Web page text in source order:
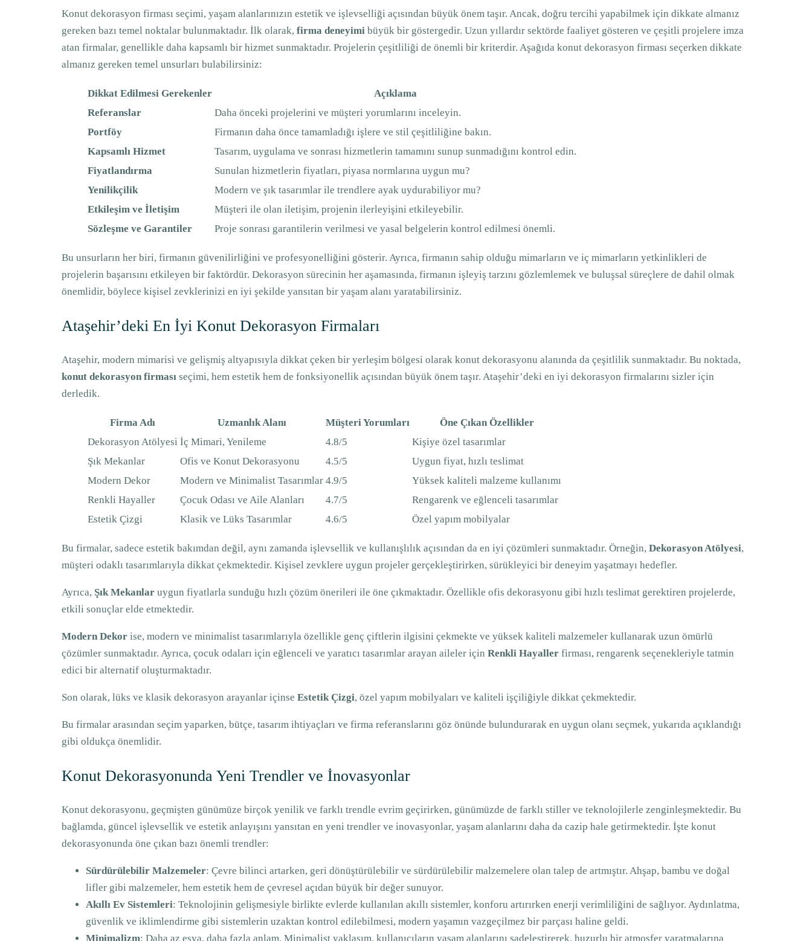
Konut dekorasyon firması seçimi, yaşam alanlarınızın estetik ve işlevselliği açısından büyük önem taşır. Ancak, doğru tercihi yapabilmek için dikkate almanız
gereken bazı temel noktalar bulunmaktadır. İlk olarak, firma deneyimi büyük bir göstergedir. Uzun yıllardır sektörde faaliyet gösteren ve çeşitli projelere imza
atan firmalar, genellikle daha kapsamlı bir hizmet sunmaktadır. Projelerin çeşitliliği de önemli bir kriterdir. Aşağıda konut dekorasyon firması seçerken dikkate
almanız gereken temel unsurları bulabilirsiniz:
Dikkat Edilmesi Gerekenler
Açıklama
Referanslar
Daha önceki projelerini ve müşteri yorumlarını inceleyin.
Portföy
Firmanın daha önce tamamladığı işlere ve stil çeşitliliğine bakın.
Kapsamlı Hizmet
Tasarım, uygulama ve sonrası hizmetlerin tamamını sunup sunmadığını kontrol edin.
Fiyatlandırma
Sunulan hizmetlerin fiyatları, piyasa normlarına uygun mu?
Yenilikçilik
Modern ve şık tasarımlar ile trendlere ayak uydurabiliyor mu?
Etkileşim ve İletişim
Müşteri ile olan iletişim, projenin ilerleyişini etkileyebilir.
Sözleşme ve Garantiler
Proje sonrası garantilerin verilmesi ve yasal belgelerin kontrol edilmesi önemli.
Bu unsurların her biri, firmanın güvenilirliğini ve profesyonelliğini gösterir. Ayrıca, firmanın sahip olduğu mimarların ve iç mimarların yetkinlikleri de
projelerin başarısını etkileyen bir faktördür. Dekorasyon sürecinin her aşamasında, firmanın işleyiş tarzını gözlemlemek ve buluşsal süreçlere de dahil olmak
önemlidir, böylece kişisel zevklerinizi en iyi şekilde yansıtan bir yaşam alanı yaratabilirsiniz.
Ataşehir’deki En İyi Konut Dekorasyon Firmaları
Ataşehir, modern mimarisi ve gelişmiş altyapısıyla dikkat çeken bir yerleşim bölgesi olarak konut dekorasyonu alanında da çeşitlilik sunmaktadır. Bu noktada,
konut dekorasyon firması seçimi, hem estetik hem de fonksiyonellik açısından büyük önem taşır. Ataşehir’deki en iyi dekorasyon firmalarını sizler için
derledik.
Firma Adı Uzmanlık Alanı Müşteri Yorumları
Öne Çıkan Özellikler
Dekorasyon Atölyesi İç Mimari, Yenileme 4.8/5
Kişiye özel tasarımlar
Şık Mekanlar
Ofis ve Konut Dekorasyonu 4.5/5
Uygun fiyat, hızlı teslimat
Modern Dekor
Modern ve Minimalist Tasarımlar 4.9/5
Yüksek kaliteli malzeme kullanımı
Renkli Hayaller
Çocuk Odası ve Aile Alanları 4.7/5
Rengarenk ve eğlenceli tasarımlar
Estetik Çizgi
Klasik ve Lüks Tasarımlar 4.6/5 Özel yapım mobilyalar
Bu firmalar, sadece estetik bakımdan değil, aynı zamanda işlevsellik ve kullanışlılık açısından da en iyi çözümleri sunmaktadır. Örneğin, Dekorasyon Atölyesi,
müşteri odaklı tasarımlarıyla dikkat çekmektedir. Kişisel zevklere uygun projeler gerçekleştirirken, sürükleyici bir deneyim yaşatmayı hedefler.
Ayrıca, Şık Mekanlar uygun fiyatlarla sunduğu hızlı çözüm önerileri ile öne çıkmaktadır. Özellikle ofis dekorasyonu gibi hızlı teslimat gerektiren projelerde,
etkili sonuçlar elde etmektedir.
Modern Dekor ise, modern ve minimalist tasarımlarıyla özellikle genç çiftlerin ilgisini çekmekte ve yüksek kaliteli malzemeler kullanarak uzun ömürlü
çözümler sunmaktadır. Ayrıca, çocuk odaları için eğlenceli ve yaratıcı tasarımlar arayan aileler için Renkli Hayaller firması, rengarenk seçenekleriyle tatmin
edici bir alternatif oluşturmaktadır.
Son olarak, lüks ve klasik dekorasyon arayanlar içinse Estetik Çizgi, özel yapım mobilyaları ve kaliteli işçiliğiyle dikkat çekmektedir.
Bu firmalar arasından seçim yaparken, bütçe, tasarım ihtiyaçları ve firma referanslarını göz önünde bulundurarak en uygun olanı seçmek, yukarıda açıklandığı
gibi oldukça önemlidir.
Konut Dekorasyonunda Yeni Trendler ve İnovasyonlar
Konut dekorasyonu, geçmişten günümüze birçok yenilik ve farklı trendle evrim geçirirken, günümüzde de farklı stiller ve teknolojilerle zenginleşmektedir. Bu
bağlamda, güncel işlevsellik ve estetik anlayışını yansıtan en yeni trendler ve inovasyonlar, yaşam alanlarını daha da cazip hale getirmektedir. İşte konut
dekorasyonunda öne çıkan bazı önemli trendler:
Sürdürülebilir Malzemeler: Çevre bilinci artarken, geri dönüştürülebilir ve sürdürülebilir malzemelere olan talep de artmıştır. Ahşap, bambu ve doğal
lifler gibi malzemeler, hem estetik hem de çevresel açıdan büyük bir değer sunuyor.
Akıllı Ev Sistemleri: Teknolojinin gelişmesiyle birlikte evlerde kullanılan akıllı sistemler, konforu artırırken enerji verimliliğini de sağlıyor. Aydınlatma,
güvenlik ve iklimlendirme gibi sistemlerin uzaktan kontrol edilebilmesi, modern yaşamın vazgeçilmez bir parçası haline geldi.
Minimalizm: Daha az eşya, daha fazla anlam. Minimalist yaklaşım, kullanıcıların yaşam alanlarını sadeleştirerek, huzurlu bir atmosfer yaratmalarına